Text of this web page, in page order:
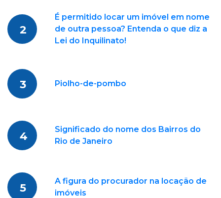
2
É permitido locar um imóvel em nome
de outra pessoa? Entenda o que diz a
Lei do Inquilinato!
3 Piolho-de-pombo
4
Significado do nome dos Bairros do
Rio de Janeiro
5
A figura do procurador na locação de
imóveis